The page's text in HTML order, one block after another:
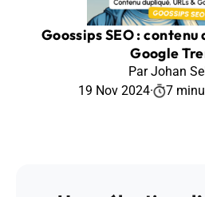
Goossips SEO : contenu
Google
Par Johan
19 Nov 2024· 7